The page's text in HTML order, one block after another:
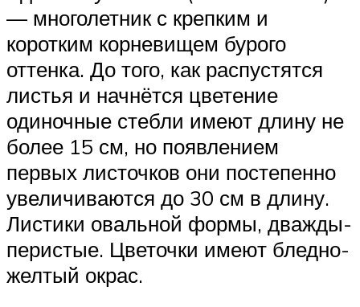
— многолетник с крепким и
коротким корневищем бурого
оттенка. До того, как распустятся
листья и начнётся цветение
одиночные стебли имеют длину не
более 15 см, но появлением
первых листочков они постепенно
увеличиваются до 30 см в длину.
Листики овальной формы, дважды-
перистые. Цветочки имеют бледно-
желтый окрас.